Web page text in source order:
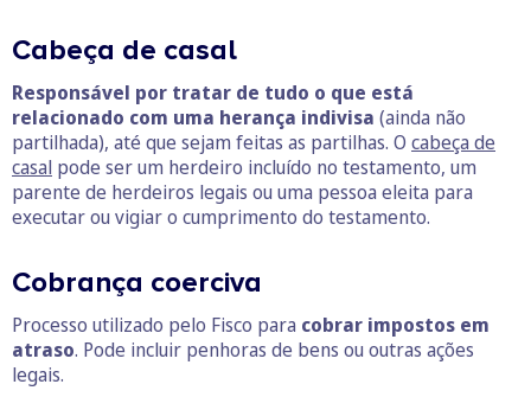
Cabeça de casal
Responsável por tratar de tudo o que está
relacionado com uma herança indivisa (ainda não
partilhada), até que sejam feitas as partilhas. O cabeça de
casal pode ser um herdeiro incluído no testamento, um
parente de herdeiros legais ou uma pessoa eleita para
executar ou vigiar o cumprimento do testamento.
Cobrança coerciva
Processo utilizado pelo Fisco para cobrar impostos em
atraso. Pode incluir penhoras de bens ou outras ações
legais.